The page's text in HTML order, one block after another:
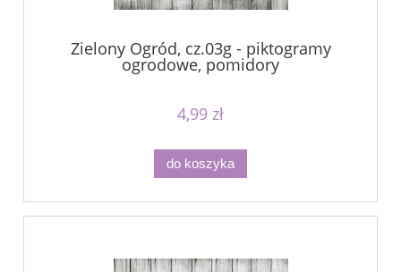
Zielony Ogród, cz.03g - piktogramy
ogrodowe, pomidory
4,99 zł
do koszyka